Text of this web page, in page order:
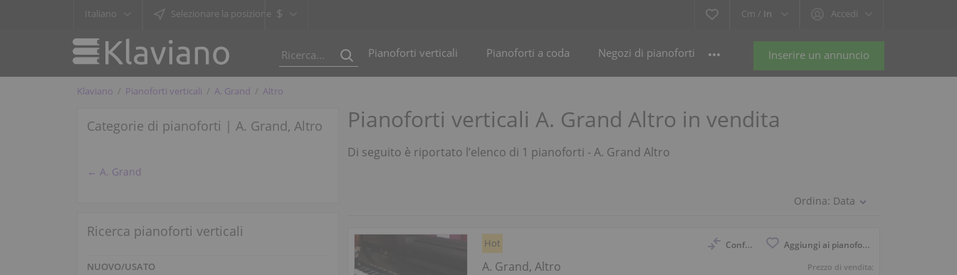
Italiano Selezionare la posizione $ Cm / In Accedi
Inserire un annuncio
Pianoforti verticali Pianoforti a coda Negozi di pianoforti
Klaviano Pianoforti verticali A. Grand Altro
Categorie di pianoforti | A. Grand, Altro
← A. Grand
Ricerca pianoforti verticali
NUOVO/USATO
Pianoforti verticali A. Grand Altro in vendita
Di seguito è riportato l’elenco di 1 pianoforti - A. Grand Altro
Ordina: Data
Confronto Aggiungi ai pianoforti osservati
Prezzo di vendita:
Hot
A. Grand, Altro